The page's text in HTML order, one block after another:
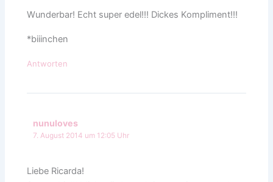
Wunderbar! Echt super edel!!! Dickes Kompliment!!!
*biiinchen
Antworten
nunuloves
7. August 2014 um 12:05 Uhr
Liebe Ricarda!